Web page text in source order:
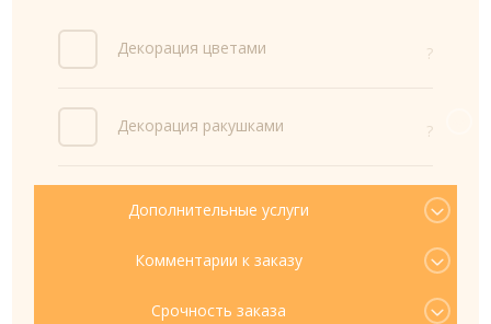
Дeкорация цветами ?
Декорация ракушками ?
Дополнительные услуги
Комментарии к заказу
Срочность заказа